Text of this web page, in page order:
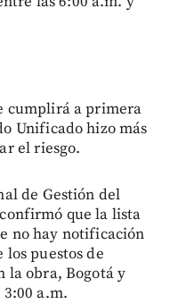
cumplirá a primera
Unificado hizo más
el riesgo.
de Gestión del
que la lista
no hay notificación
puestos de
la obra, Bogotá y
a.m.